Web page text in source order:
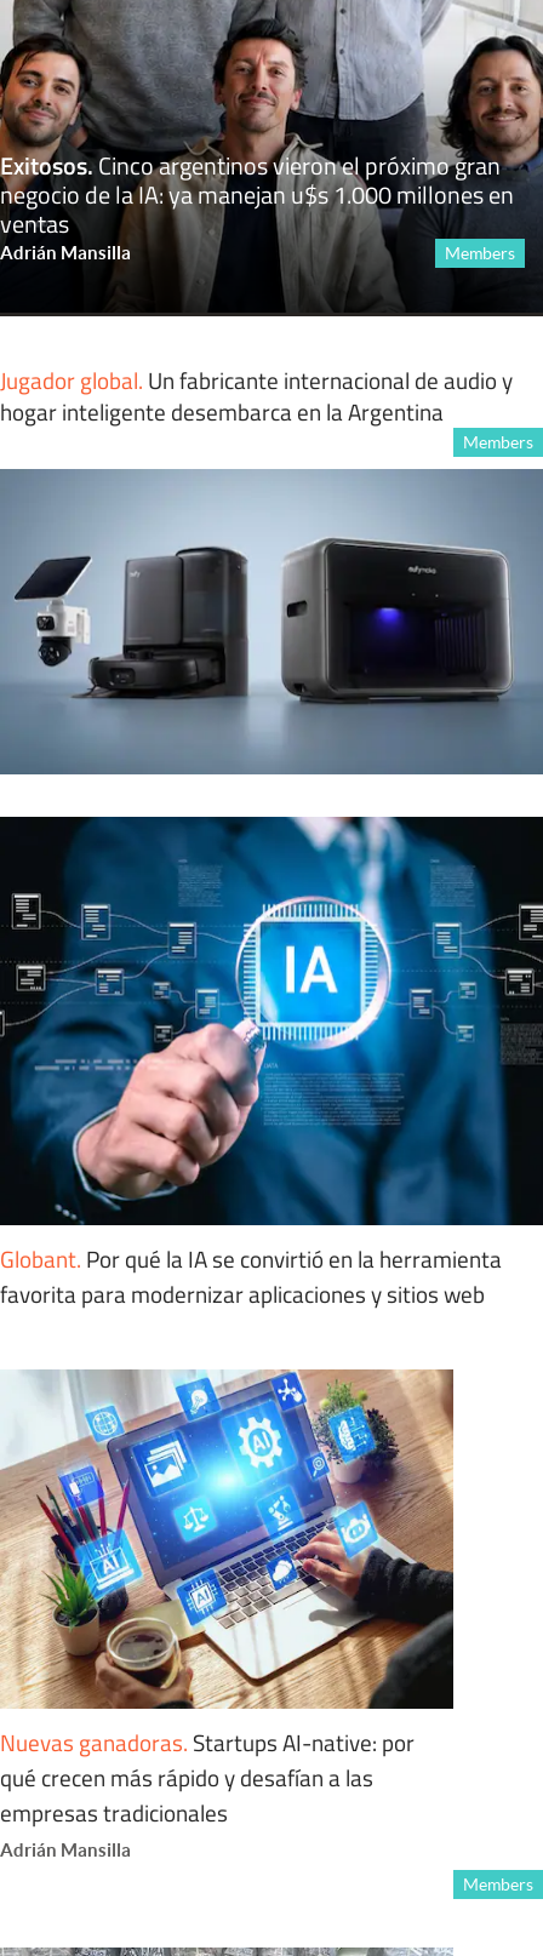
Exitosos.Cinco argentinos vieron el próximo gran
negocio de la IA: ya manejan u$s 1.000 millones en
ventas
Adrián Mansilla Members
Jugador global. Un fabricante internacional de audio y
hogar inteligente desembarca en la Argentina
Members
Globant. Por qué la IA se convirtió en la herramienta
favorita para modernizar aplicaciones y sitios web
Nuevas ganadoras. Startups AI-native: por
qué crecen más rápido y desafían a las
empresas tradicionales
Adrián Mansilla
Members